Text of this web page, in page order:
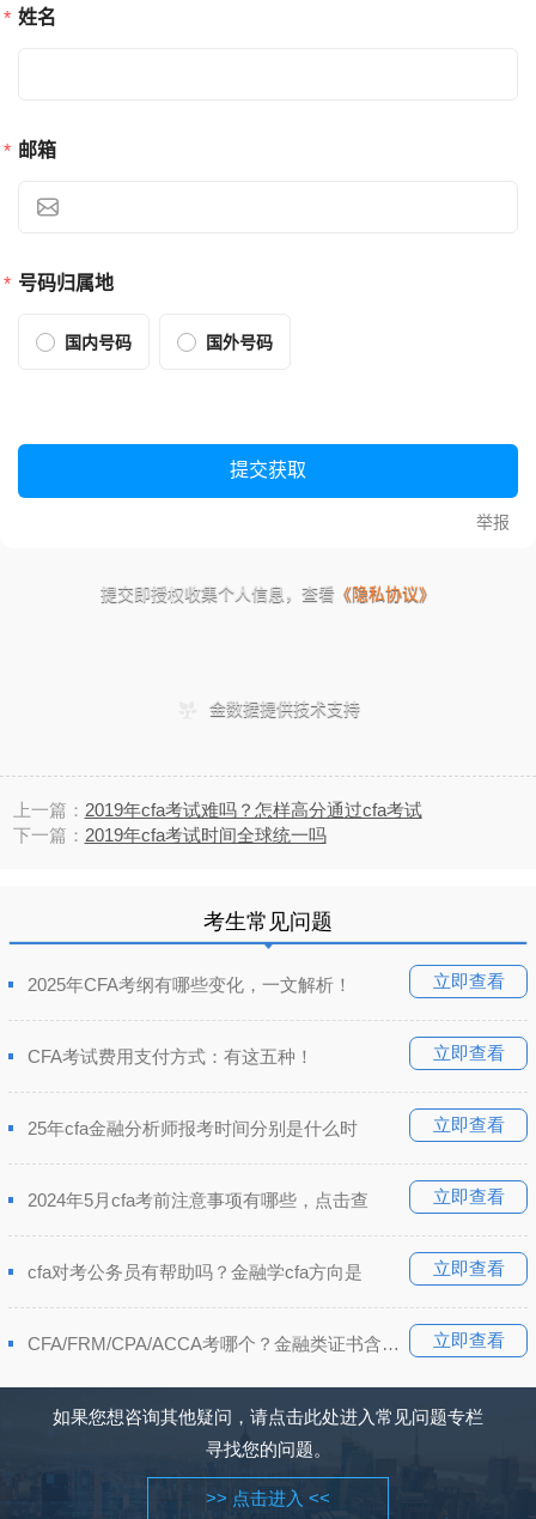
上一篇： 2019年cfa考试难吗？怎样高分通过cfa考试
下一篇： 2019年cfa考试时间全球统一吗
考生常见问题
立即查看
2025年CFA考纲有哪些变化，一文解析！
立即查看
CFA考试费用支付方式：有这五种！
立即查看
25年cfa金融分析师报考时间分别是什么时
立即查看
2024年5月cfa考前注意事项有哪些，点击查
立即查看
cfa对考公务员有帮助吗？金融学cfa方向是
立即查看
CFA/FRM/CPA/ACCA考哪个？金融类证书含金量排
如果您想咨询其他疑问，请点击此处进入常见问题专栏
寻找您的问题。
>> 点击进入 <<